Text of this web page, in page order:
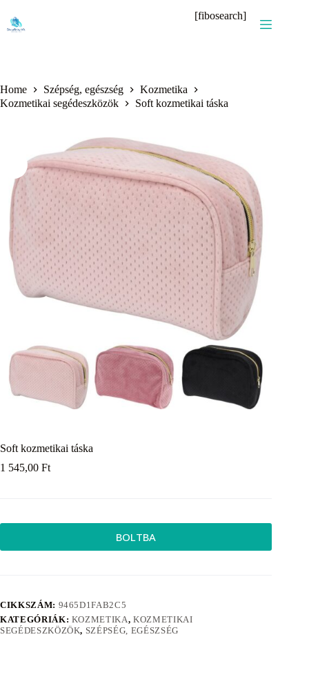
content
[fibosearch]
Home Szépség, egészség
Kozmetika
Kozmetikai segédeszközök
Soft kozmetikai táska
Soft kozmetikai táska
1 545,00 Ft
BOLTBA
CIKKSZÁM: 9465D1FAB2C5
KATEGÓRIÁK: KOZMETIKA, KOZMETIKAI
SEGÉDESZKÖZÖK, SZÉPSÉG, EGÉSZSÉG